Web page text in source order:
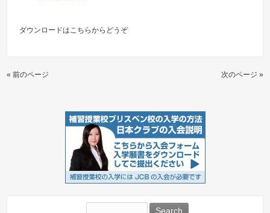
ダウンロードはこちらからどうぞ
« 前のページ 次のページ »